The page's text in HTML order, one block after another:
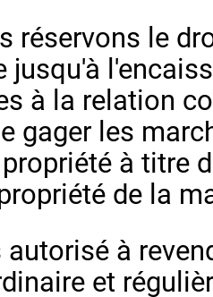
réservons le
jusqu'à
à la relation
gager les
à titre
de la
autorisé à
et